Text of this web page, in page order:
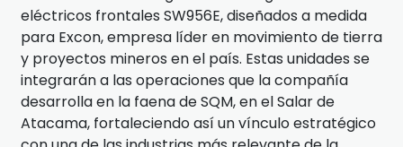
eléctricos frontales SW956E, diseñados a medida
para Excon, empresa líder en movimiento de tierra
y proyectos mineros en el país. Estas unidades se
integrarán a las operaciones que la compañía
desarrolla en la faena de SQM, en el Salar de
Atacama, fortaleciendo así un vínculo estratégico